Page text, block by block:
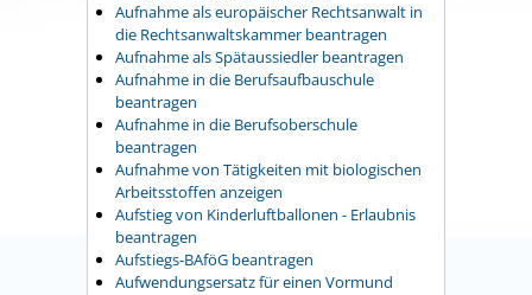
Aufnahme als europäischer Rechtsanwalt in
die Rechtsanwaltskammer beantragen
Aufnahme als Spätaussiedler beantragen
Aufnahme in die Berufsaufbauschule
beantragen
Aufnahme in die Berufsoberschule
beantragen
Aufnahme von Tätigkeiten mit biologischen
Arbeitsstoffen anzeigen
Aufstieg von Kinderluftballonen - Erlaubnis
beantragen
Aufstiegs-BAföG beantragen
Aufwendungsersatz für einen Vormund